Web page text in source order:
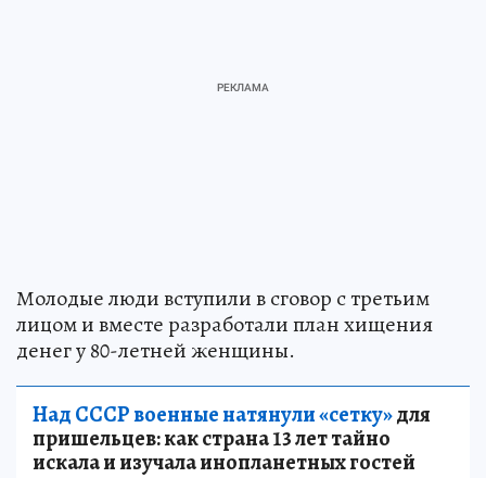
Молодые люди вступили в сговор с третьим
лицом и вместе разработали план хищения
денег у 80-летней женщины.
Над СССР военные натянули «сетку»для
пришельцев: как страна 13 лет тайно
искала и изучала инопланетных гостей